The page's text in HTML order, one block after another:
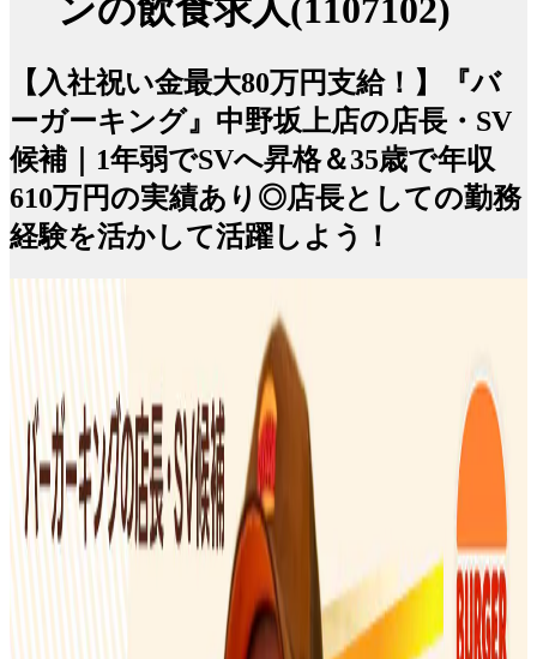
ンの飲食求人(1107102)
【入社祝い金最大80万円支給！】『バ
ーガーキング』中野坂上店の店長・SV
候補｜1年弱でSVへ昇格＆35歳で年収
610万円の実績あり◎店長としての勤務
経験を活かして活躍しよう！